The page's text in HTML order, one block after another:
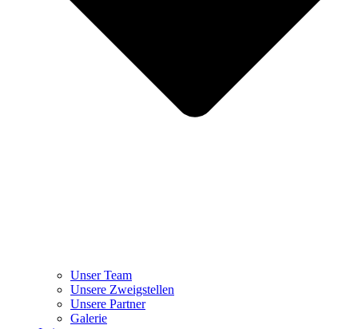
Unser Team
Unsere Zweigstellen
Unsere Partner
Galerie